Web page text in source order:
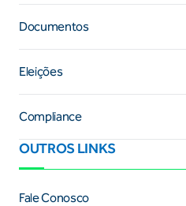
Documentos
Eleições
Compliance
OUTROS LINKS
Fale Conosco